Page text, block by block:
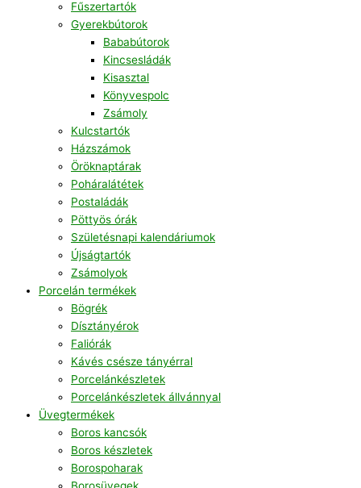
Fűszertartók
Gyerekbútorok
Bababútorok
Kincsesládák
Kisasztal
Könyvespolc
Zsámoly
Kulcstartók
Házszámok
Öröknaptárak
Poháralátétek
Postaládák
Pöttyös órák
Születésnapi kalendáriumok
Újságtartók
Zsámolyok
Porcelán termékek
Bögrék
Dísztányérok
Faliórák
Kávés csésze tányérral
Porcelánkészletek
Porcelánkészletek állvánnyal
Üvegtermékek
Boros kancsók
Boros készletek
Borospoharak